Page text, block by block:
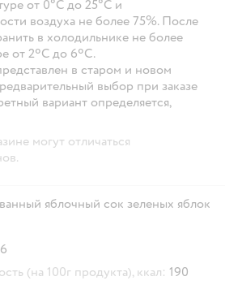
от 0°С до 25°С и
воздуха не более 75%. После
в холодильнике не более
от 2ºС до 6ºС.
в старом и новом
выбор при заказе
вариант определяется,
могут отличаться
яблочный сок зеленых яблок
6
(на 100г продукта), ккал: 190